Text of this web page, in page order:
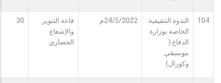
104
الندوة التثقيفية
الخاصة بوزارة
الدفاع (
موسيقي
وكورال)
24/5/2022م
قاعة التنوير
والإشعاع
الحضاري
30